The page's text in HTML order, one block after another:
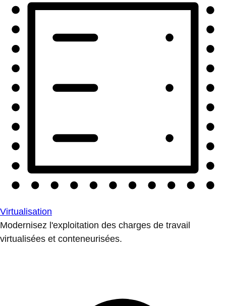
Virtualisation
Modernisez l'exploitation des charges de travail
virtualisées et conteneurisées.